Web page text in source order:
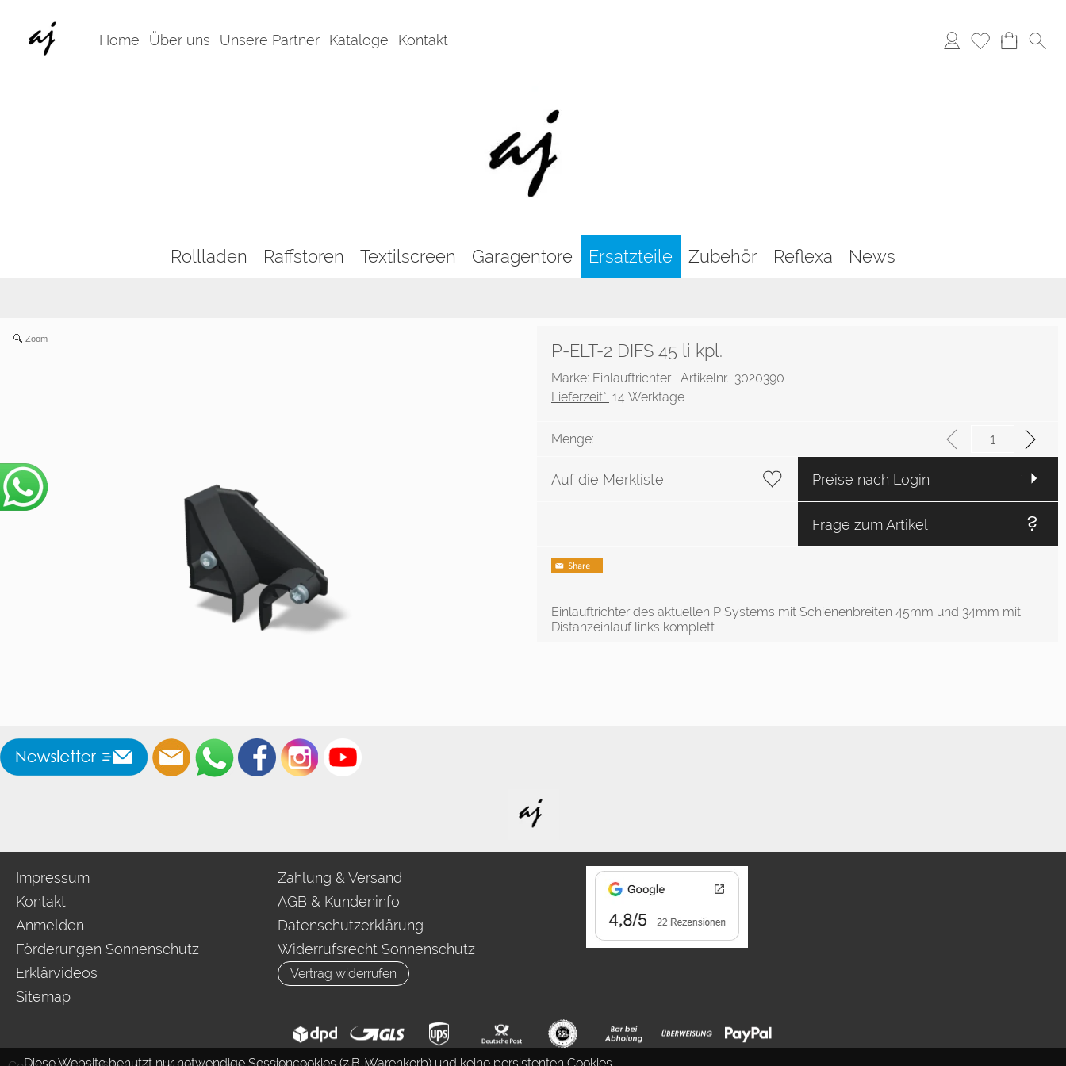
Home Über uns Unsere Partner Kataloge Kontakt
Rollladen Raffstoren Textilscreen Garagentore Ersatzteile Zubehör Reflexa News
Zoom
P-ELT-2 DIFS 45 li kpl.
Marke: Einlauftrichter Artikelnr.: 3020390
Lieferzeit*: 14 Werktage
Menge:
Auf die Merkliste Preise nach Login
Frage zum Artikel
Einlauftrichter des aktuellen P Systems mit Schienenbreiten 45mm und 34mm mit
Distanzeinlauf links komplett
Impressum
Kontakt
Anmelden
Förderungen Sonnenschutz
Erklärvideos
Sitemap
Zahlung & Versand
AGB & Kundeninfo
Datenschutzerklärung
Widerrufsrecht Sonnenschutz
Vertrag widerrufen